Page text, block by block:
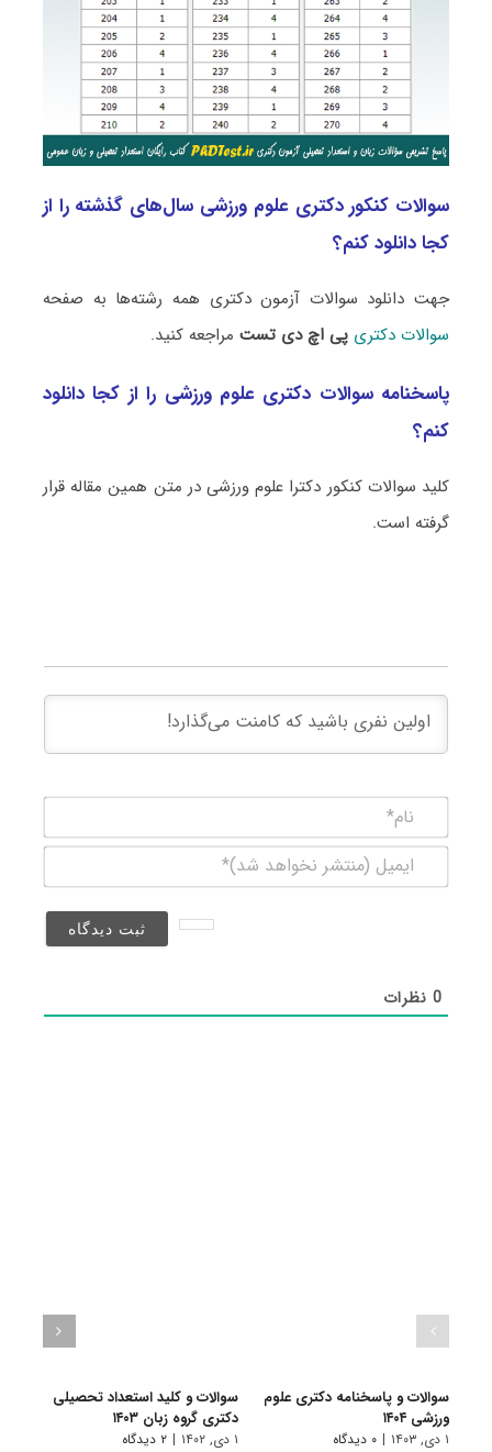
سوالات کنکور دکتری علوم ورزشی سال‌های گذشته را از
کجا دانلود کنم؟
جهت دانلود سوالات آزمون دکتری همه رشته‌ها به صفحه
سوالات دکتری پی اچ دی تستمراجعه کنید.
پاسخنامه سوالات دکتری علوم ورزشی را از کجا دانلود
کنم؟
کلید سوالات کنکور دکترا علوم ورزشی در متن همین مقاله قرار
گرفته است.
(منتشر
0نظرات
سوالات و پاسخنامه دکتری علوم
ورزشی ۱۴۰۴
۱ دی, ۱۴۰۳ | ۰ دیدگاه
سوالات و کلید استعداد تحصیلی
دکتری گروه زبان ۱۴۰۳
۱ دی, ۱۴۰۲ | ۲ دیدگاه